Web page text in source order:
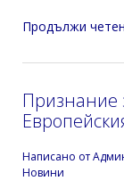
Продължи
Признание
Написано от
Новини